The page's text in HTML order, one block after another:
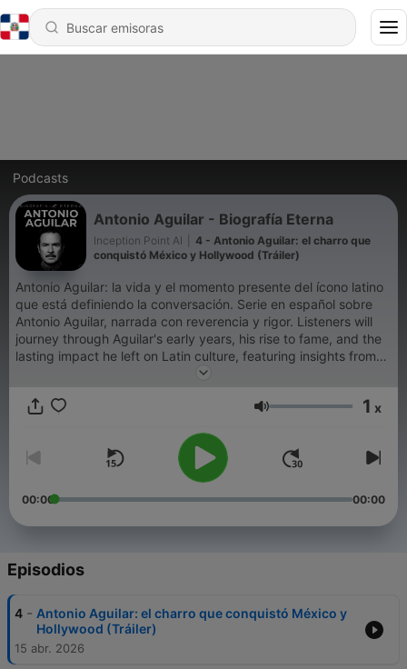
Podcasts
Antonio Aguilar - Biografía Eterna
Inception Point AI
4 - Antonio Aguilar: el charro que
conquistó México y Hollywood (Tráiler)
Antonio Aguilar: la vida y el momento presente del ícono latino
que está definiendo la conversación. Serie en español sobre
Antonio Aguilar, narrada con reverencia y rigor. Listeners will
journey through Aguilar's early years, his rise to fame, and the
lasting impact he left on Latin culture, featuring insights from
experts and fans alike. Each episode is a blend of biography,
music lovers, and anyone interested in the stories behind the
Aguilar and bring his story to life in a way that honors his
contributions. Subscribe and listen wherever you get your
podcasts. An Inception Point AI Pr This content was created in
partnership and with the help of Artificial Intelligence AI.
Volumen 1 x
00:00 00:00
Episodios
4 - Antonio Aguilar: el charro que conquistó México y
Hollywood (Tráiler)
15 abr. 2026